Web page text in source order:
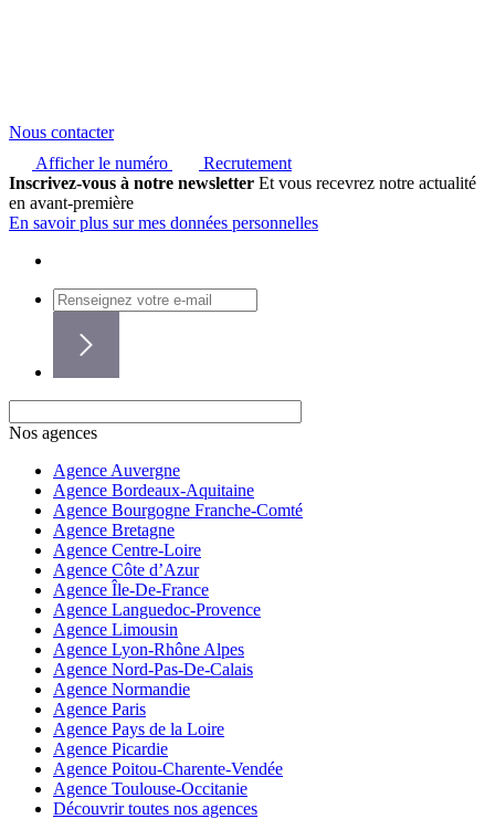
Nous contacter
Afficher le numéro
Recrutement
Inscrivez-vous à notre newsletter Et vous recevrez notre actualité
en avant-première
En savoir plus sur mes données personnelles
Nos agences
Agence Auvergne
Agence Bordeaux-Aquitaine
Agence Bourgogne Franche-Comté
Agence Bretagne
Agence Centre-Loire
Agence Côte d’Azur
Agence Île-De-France
Agence Languedoc-Provence
Agence Limousin
Agence Lyon-Rhône Alpes
Agence Nord-Pas-De-Calais
Agence Normandie
Agence Paris
Agence Pays de la Loire
Agence Picardie
Agence Poitou-Charente-Vendée
Agence Toulouse-Occitanie
Découvrir toutes nos agences